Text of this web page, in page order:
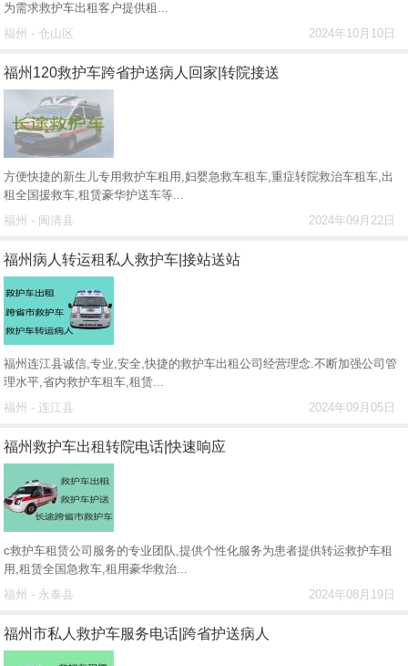
为需求救护车出租客户提供租...
2024年10月10日
福州 - 仓山区
福州120救护车跨省护送病人回家|转院接送
方便快捷的新生儿专用救护车租用,妇婴急救车租车,重症转院救治车租车,出
租全国援救车,租赁豪华护送车等...
2024年09月22日
福州 - 闽清县
福州病人转运租私人救护车|接站送站
福州连江县诚信,专业,安全,快捷的救护车出租公司经营理念.不断加强公司管
理水平,省内救护车租车,租赁...
2024年09月05日
福州 - 连江县
福州救护车出租转院电话|快速响应
c救护车租赁公司服务的专业团队,提供个性化服务为患者提供转运救护车租
用,租赁全国急救车,租用豪华救治...
2024年08月19日
福州 - 永泰县
福州市私人救护车服务电话|跨省护送病人